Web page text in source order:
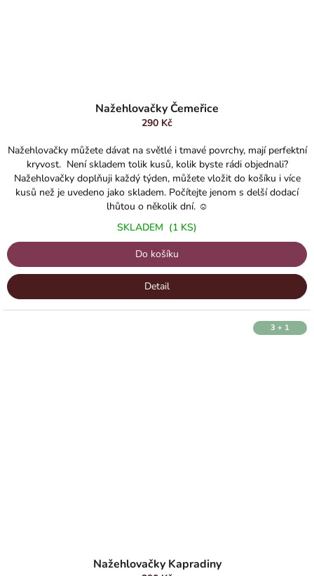
5,0
hvězdiček.
Nažehlovačky Čemeřice
290 Kč
Nažehlovačky můžete dávat na světlé i tmavé povrchy, mají perfektní
kryvost. Není skladem tolik kusů, kolik byste rádi objednali?
Nažehlovačky doplňuji každý týden, můžete vložit do košíku i více
kusů než je uvedeno jako skladem. Počítejte jenom s delší dodací
lhůtou o několik dní. ☺️
SKLADEM (1 KS)
Do košíku
Detail
3 + 1
Nažehlovačky Kapradiny